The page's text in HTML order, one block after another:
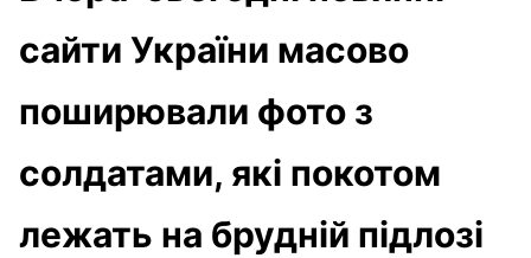
сайти України масово
поширювали фото з
солдатами, які покотом
лежать на брудній підлозі